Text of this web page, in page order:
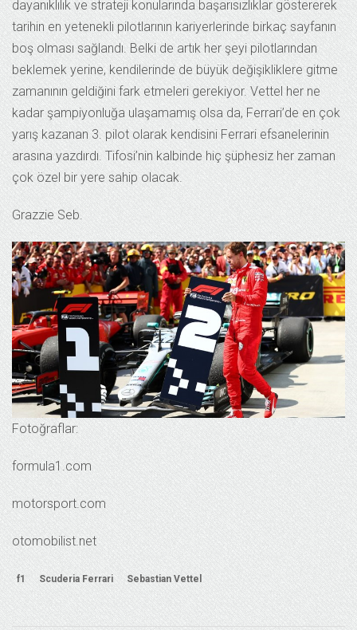
dayanıklılık ve strateji konularında başarısızlıklar göstererek
tarihin en yetenekli pilotlarının kariyerlerinde birkaç sayfanın
boş olması sağlandı. Belki de artık her şeyi pilotlarından
beklemek yerine, kendilerinde de büyük değişikliklere gitme
zamanının geldiğini fark etmeleri gerekiyor. Vettel her ne
kadar şampiyonluğa ulaşamamış olsa da, Ferrari’de en çok
yarış kazanan 3. pilot olarak kendisini Ferrari efsanelerinin
arasına yazdırdı. Tifosi’nin kalbinde hiç şüphesiz her zaman
çok özel bir yere sahip olacak.
Grazzie Seb.
Fotoğraflar:
formula1.com
motorsport.com
otomobilist.net
f1 Scuderia Ferrari Sebastian Vettel